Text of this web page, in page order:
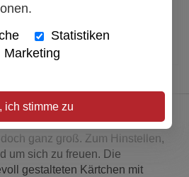
Artikel merken
ganz groß. Zum Hinstellen,
um sich zu freuen. Die
gestalteten Kärtchen mit
Statistiken
Marketing
ich stimme zu